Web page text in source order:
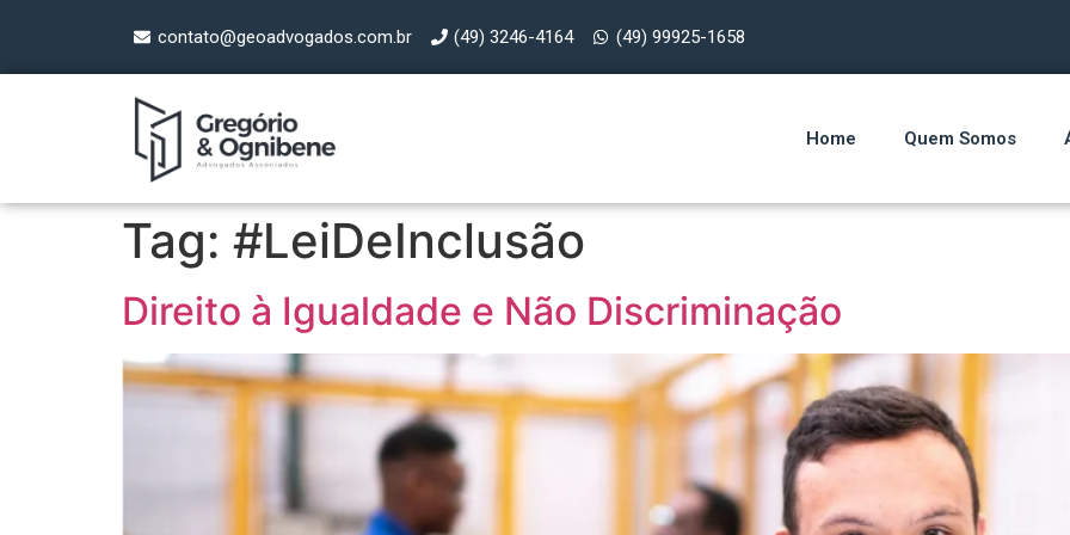
contato@geoadvogados.com.br (49) 3246-4164 (49) 99925-1658
Home Quem Somos
Tag: #LeiDeInclusão
Direito à Igualdade e Não Discriminação